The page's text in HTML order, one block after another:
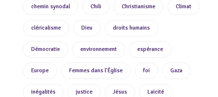
chemin synodal Chili Christianisme Climat
cléricalisme Dieu droits humains
Démocratie environnement espérance
Europe Femmes dans l'Église foi Gaza
inégalités justice Jésus Laïcité